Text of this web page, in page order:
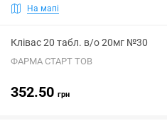
На мапі
Клівас 20 табл. в/о 20мг №30
ФАРМА СТАРТ ТОВ
352.50 грн